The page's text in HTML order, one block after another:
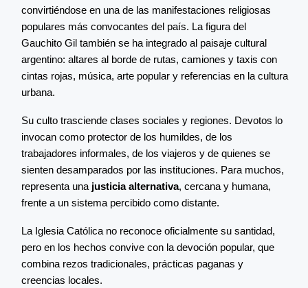
convirtiéndose en una de las manifestaciones religiosas
populares más convocantes del país. La figura del
Gauchito Gil también se ha integrado al paisaje cultural
argentino: altares al borde de rutas, camiones y taxis con
cintas rojas, música, arte popular y referencias en la cultura
urbana.
Su culto trasciende clases sociales y regiones. Devotos lo
invocan como protector de los humildes, de los
trabajadores informales, de los viajeros y de quienes se
sienten desamparados por las instituciones. Para muchos,
representa una justicia alternativa, cercana y humana,
frente a un sistema percibido como distante.
La Iglesia Católica no reconoce oficialmente su santidad,
pero en los hechos convive con la devoción popular, que
combina rezos tradicionales, prácticas paganas y
creencias locales.